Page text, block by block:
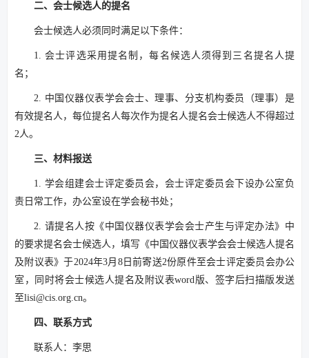
二、会士候选人的提名
会士候选人必须同时满足以下条件：
1. 会士评选采用提名制，每名候选人须得到三名提名人提
名；
2. 中国仪器仪表学会会士、理事、分支机构委员（理事）是
有效提名人，每位提名人每次作为提名人提名会士候选人不得超过
2人。
三、材料报送
1. 学会组建会士评定委员会，会士评定委员会下设办公室负
责日常工作，办公室设在学会秘书处；
2. 请提名人按《中国仪器仪表学会会士产生与评定办法》中
的要求提名会士候选人，填写《中国仪器仪表学会会士候选人提名
及附议表》于2024年3月8日前寄送2份原件至会士评定委员会办公
室，同时将会士候选人提名及附议表word版、签字后扫描版发送
至lisi@cis.org.cn。
四、联系方式
联系人：李思